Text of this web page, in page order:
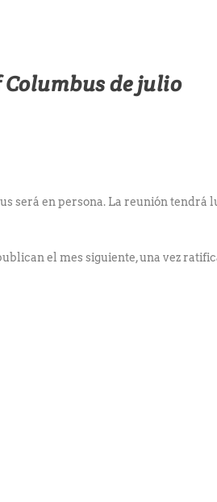
de julio
en persona. La reunión tendrá
el mes siguiente, una vez